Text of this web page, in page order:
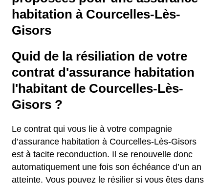
habitation à Courcelles-Lès-
Gisors
Quid de la résiliation de votre
contrat d'assurance habitation
l'habitant de Courcelles-Lès-
Gisors ?
Le contrat qui vous lie à votre compagnie
d’assurance habitation à Courcelles-Lès-Gisors
est à tacite reconduction. Il se renouvelle donc
automatiquement une fois son échéance d’un an
atteinte. Vous pouvez le résilier si vous êtes dans